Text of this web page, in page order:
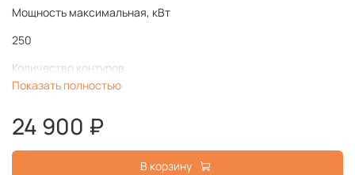
Мощность максимальная, кВт
250
Количество контуров
Магистральное подключение
G 2″ (НР)
Показать полностью
24 900 ₽
В корзину